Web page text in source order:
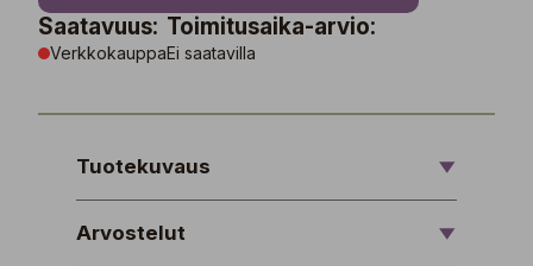
Saatavuus:
Verkkokauppa
Toimitusaika-arvio:
Ei saatavilla
Tuotekuvaus
Arvostelut